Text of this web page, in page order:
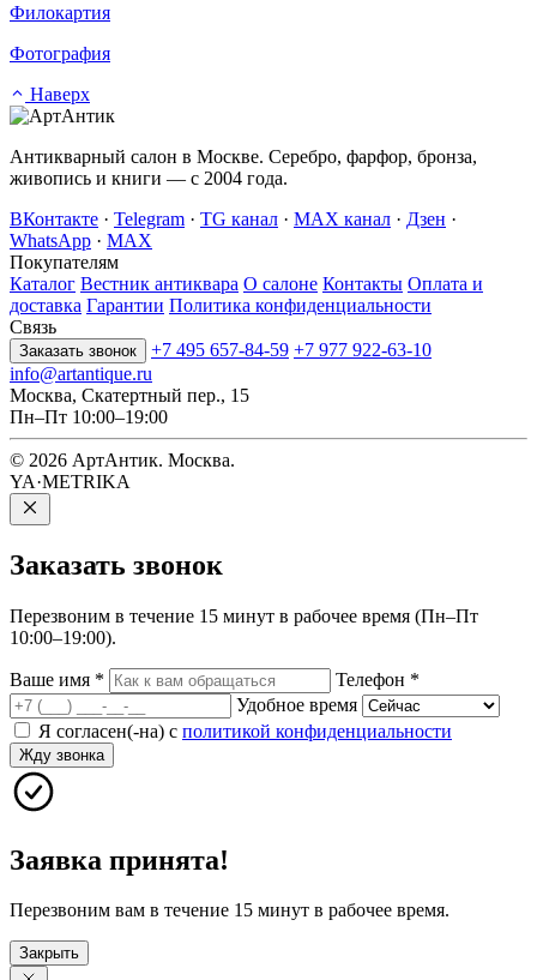
Филокартия
Фотография
Наверх
Антикварный салон в Москве. Серебро, фарфор, бронза,
живопись и книги — с 2004 года.
ВКонтакте · Telegram · TG канал · MAX канал · Дзен ·
WhatsApp · MAX
Покупателям
Каталог Вестник антиквара О салоне Контакты Оплата и
доставка Гарантии Политика конфиденциальности
Связь
Заказать звонок +7 495 657-84-59 +7 977 922-63-10
info@artantique.ru
Москва, Скатертный пер., 15
Пн–Пт 10:00–19:00
© 2026 АртАнтик. Москва.
YA·METRIKA
Заказать звонок
Перезвоним в течение 15 минут в рабочее время (Пн–Пт
10:00–19:00).
Ваше имя * Телефон *
Удобное время
Я согласен(-на) с политикой конфиденциальности
Жду звонка
Заявка принята!
Перезвоним вам в течение 15 минут в рабочее время.
Закрыть